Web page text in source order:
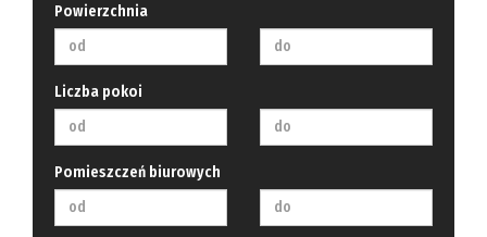
Powierzchnia
Liczba pokoi
Pomieszczeń biurowych